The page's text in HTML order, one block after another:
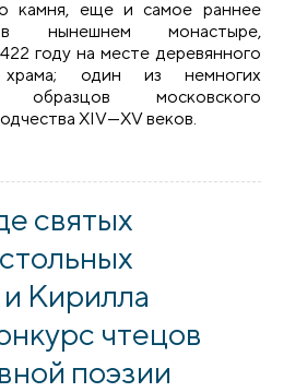
камня, еще и самое раннее
нынешнем монастыре,
году на месте деревянного
храма; один из немногих
образцов московского
XIV—XV веков.
России
святых
Кирилла
чтецов
поэзии